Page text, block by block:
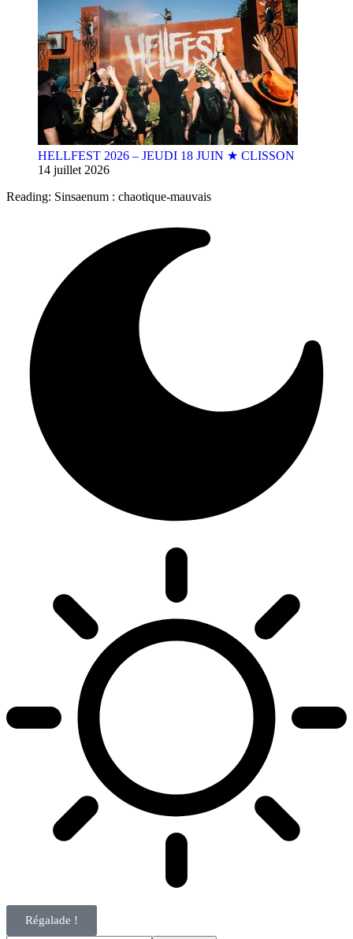
HELLFEST 2026 – JEUDI 18 JUIN ★ CLISSON
14 juillet 2026
Reading: Sinsaenum : chaotique-mauvais
Régalade !